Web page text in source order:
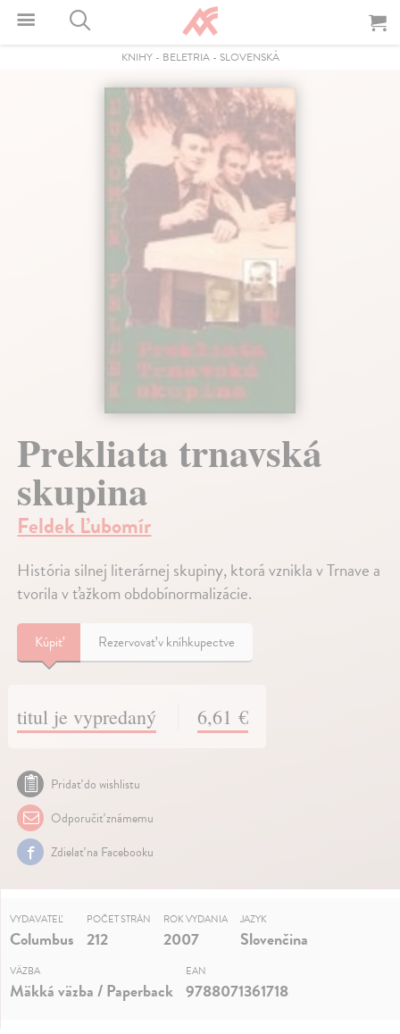
KNIHY- BELETRIA- SLOVENSKÁ
Prekliata trnavská
skupina
Feldek Ľubomír
História silnej literárnej skupiny, ktorá vznikla v Trnave a
tvorila v ťažkom obdobínormalizácie.
Kúpiť Rezervovať v kníhkupectve
titul je vypredaný 6,61 €
Pridať do wishlistu
Odporučiť známemu
Zdielať na Facebooku
VYDAVATEĽ
Columbus
POČET STRÁN
212
ROK VYDANIA
2007
JAZYK
Slovenčina
VÄZBA
Mäkká väzba / Paperback
EAN
9788071361718